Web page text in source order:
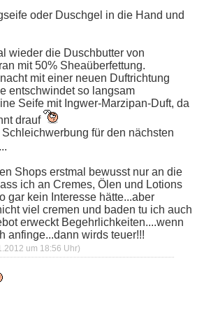
oder Duschgel in die Hand und
wieder die Duschbutter von
mit 50% Sheaüberfettung.
mit einer neuen Duftrichtung
entschwindet so langsam
Seife mit Ingwer-Marzipan-Duft, da
drauf
für den nächsten
Shops erstmal bewusst nur an die
ich an Cremes, Ölen und Lotions
gar kein Interesse hätte...aber
viel cremen und baden tu ich auch
erweckt Begehrlichkeiten....wenn
anfinge...dann wirds teuer!!!
um 18:56 Uhr)